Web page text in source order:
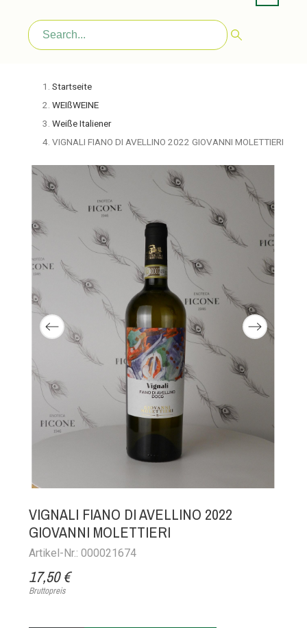
Startseite
WEIßWEINE
Weiße Italiener
VIGNALI FIANO DI AVELLINO 2022 GIOVANNI MOLETTIERI
VIGNALI FIANO DI AVELLINO 2022
GIOVANNI MOLETTIERI
Artikel-Nr.: 000021674
17,50 €
Bruttopreis